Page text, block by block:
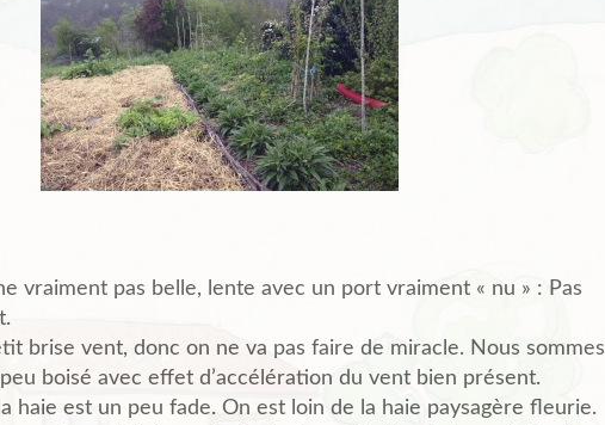
vraiment pas belle, lente avec un port vraiment « nu » : Pas
brise vent, donc on ne va pas faire de miracle. Nous sommes
boisé avec effet d’accélération du vent bien présent.
haie est un peu fade. On est loin de la haie paysagère fleurie.